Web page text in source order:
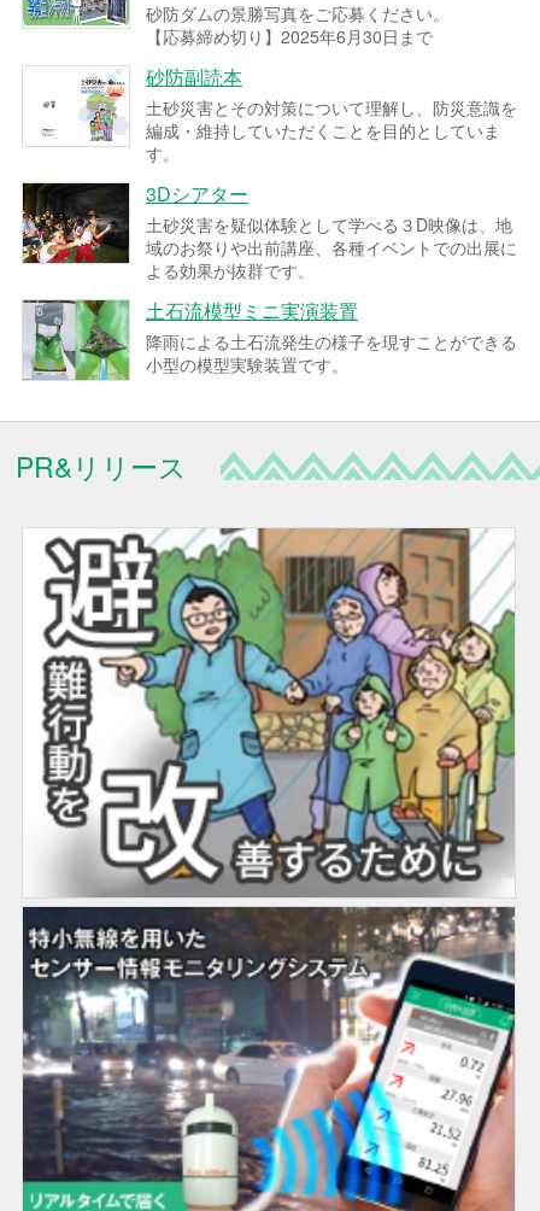
砂防ダムの景勝写真をご応募ください。
【応募締め切り】2025年6月30日まで
砂防副読本
土砂災害とその対策について理解し、防災意識を
編成・維持していただくことを目的としていま
す。
3Dシアター
土砂災害を疑似体験として学べる３D映像は、地
域のお祭りや出前講座、各種イベントでの出展に
よる効果が抜群です。
土石流模型ミニ実演装置
降雨による土石流発生の様子を現すことができる
小型の模型実験装置です。
PR&リリース